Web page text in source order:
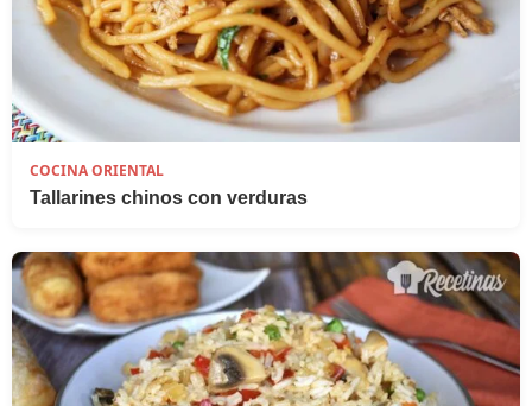
COCINA ORIENTAL
Tallarines chinos con verduras